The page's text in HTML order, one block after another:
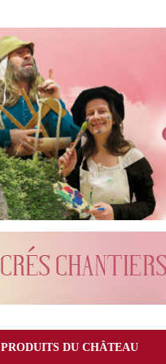
PRODUITS DU CHÂTEAU